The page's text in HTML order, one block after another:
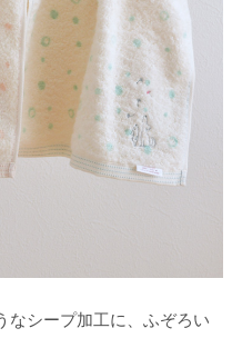
なシープ加工に、ふぞろい